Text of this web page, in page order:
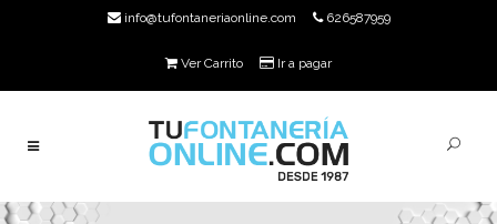
info@tufontaneriaonline.com 626587959
Ver Carrito Ir a pagar